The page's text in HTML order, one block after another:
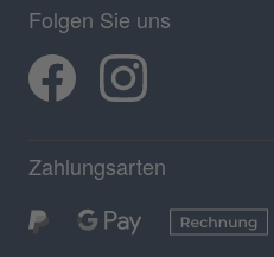
Folgen Sie uns
Zahlungsarten